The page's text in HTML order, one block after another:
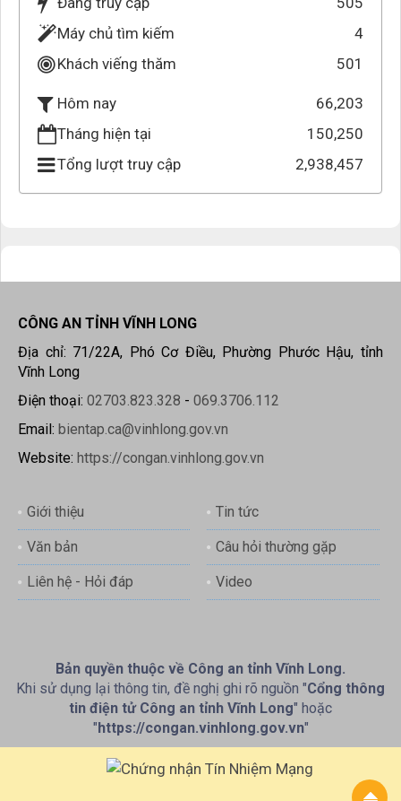
Máy chủ tìm kiếm
4
Khách viếng thăm
501
Hôm nay
66,203
Tháng hiện tại
150,250
Tổng lượt truy cập
2,938,457
CÔNG AN TỈNH VĨNH LONG
Địa chỉ: 71/22A, Phó Cơ Điều, Phường Phước Hậu, tỉnh
Vĩnh Long
Điện thoại: 02703.823.328 - 069.3706.112
Email: bientap.ca@vinhlong.gov.vn
Website: https://congan.vinhlong.gov.vn
Giới thiệu Tin tức
Văn bản Câu hỏi thường gặp
Liên hệ - Hỏi đáp Video
Bản quyền thuộc về Công an tỉnh Vĩnh Long.
Khi sử dụng lại thông tin, đề nghị ghi rõ nguồn "Cổng thông
tin điện tử Công an tỉnh Vĩnh Long" hoặc
"https://congan.vinhlong.gov.vn"